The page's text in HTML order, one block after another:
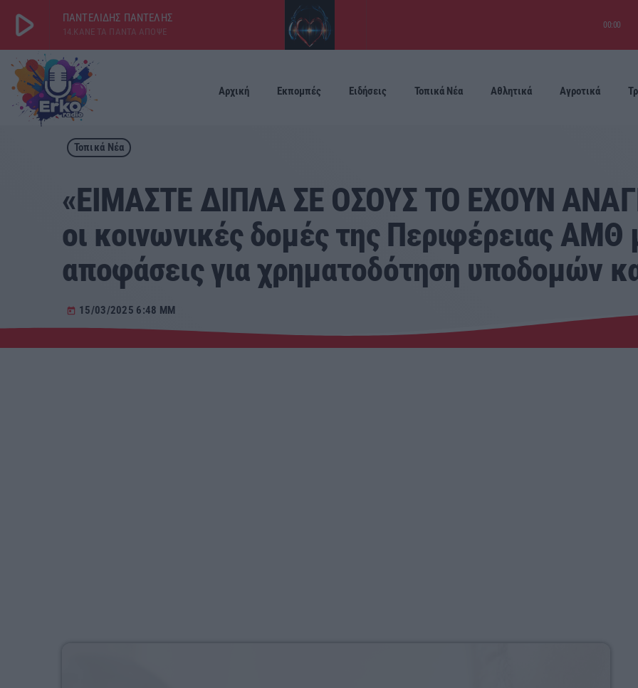
play_arrow ΠΑΝΤΕΛΙΔΗΣ ΠΑΝΤΕΛΗΣ
14.ΚΑΝΕ ΤΑ ΠΑΝΤΑ ΑΠΟΨΕ
00:00
play_arrow ΕΡΚΟ
LIVE
Αρχική Εκπομπές Ειδήσεις Τοπικά Νέα Αθλητικά Αγροτικά
Τοπικά Νέα
«ΕΙΜΑΣΤΕ ΔΙΠΛΑ ΣΕ ΟΣΟΥΣ ΤΟ ΕΧΟΥΝ
οι κοινωνικές δομές της Περιφέρειας ΑΜΘ
αποφάσεις για χρηματοδότηση υποδομών
today 15/03/2025 6:48 ΜΜ